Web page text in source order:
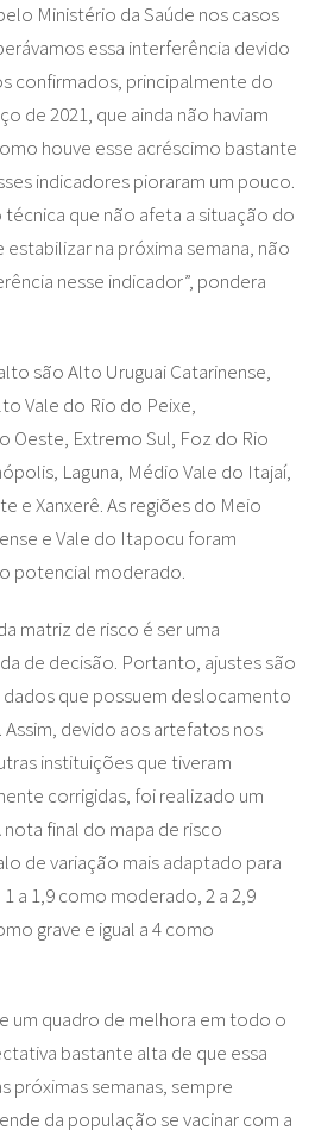
Ministério da Saúde nos casos
essa interferência devido
confirmados, principalmente do
de 2021, que ainda não haviam
houve esse acréscimo bastante
indicadores pioraram um pouco.
técnica que não afeta a situação do
na próxima semana, não
nesse indicador”, pondera
são Alto Uruguai Catarinense,
Vale do Rio do Peixe,
Oeste, Extremo Sul, Foz do Rio
Laguna, Médio Vale do Itajaí,
e Xanxerê. As regiões do Meio
e Vale do Itapocu foram
potencial moderado.
matriz de risco é ser uma
de decisão. Portanto, ajustes são
que possuem deslocamento
devido aos artefatos nos
instituições que tiveram
corrigidas, foi realizado um
nota final do mapa de risco
de variação mais adaptado para
a 1,9 como moderado, 2 a 2,9
grave e igual a 4 como
um quadro de melhora em todo o
bastante alta de que essa
próximas semanas, sempre
da população se vacinar com a